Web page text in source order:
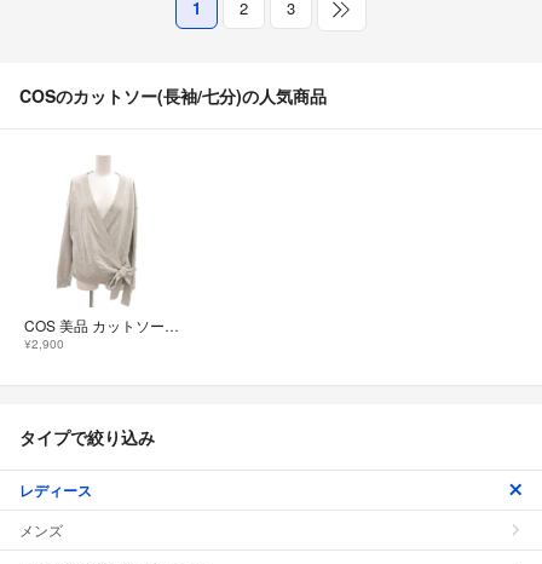
1 2 3
COSのカットソー(長袖/七分)の人気商品
COS 美品 カットソー スウェット EUR XS グレー Vネック 長袖
¥2,900
タイプで絞り込み
レディース
メンズ